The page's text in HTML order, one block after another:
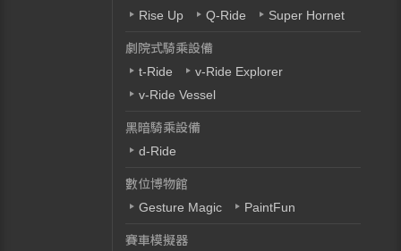
Rise Up
Q-Ride Super Hornet
劇院式騎乘設備
t-Ride
v-Ride Explorer
v-Ride Vessel
黑暗騎乘設備
d-Ride
數位博物館
Gesture Magic
PaintFun
賽車模擬器